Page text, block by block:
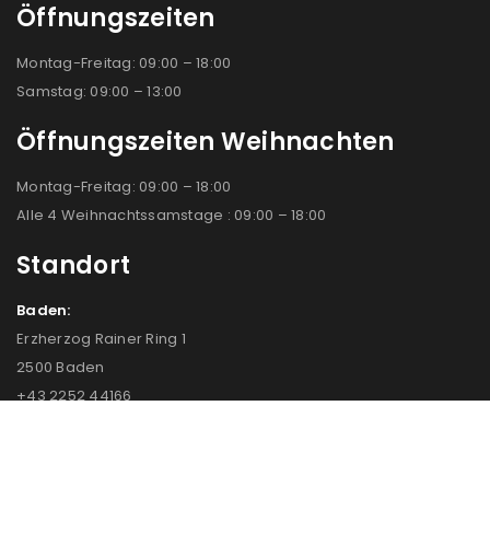
Öffnungszeiten
Montag-Freitag: 09:00 – 18:00
Samstag: 09:00 – 13:00
Öffnungszeiten Weihnachten
Montag-Freitag: 09:00 – 18:00
Alle 4 Weihnachtssamstage : 09:00 – 18:00
Standort
Baden:
Erzherzog Rainer Ring 1
2500 Baden
+43 2252 44166